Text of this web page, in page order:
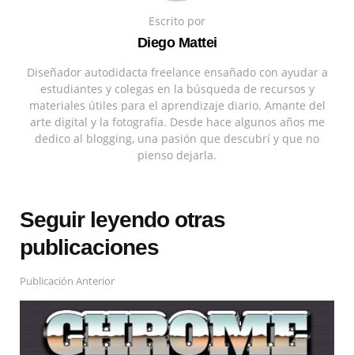
Escrito por
Diego Mattei
Diseñador autodidacta freelance ensañado con ayudar a
estudiantes y colegas en la búsqueda de recursos y
materiales útiles para el aprendizaje diario. Amante del
arte digital y la fotografía. Desde hace algunos años me
dedico al blogging, una pasión que descubrí y que no
pienso dejarla.
Seguir leyendo otras
publicaciones
Publicación Anterior